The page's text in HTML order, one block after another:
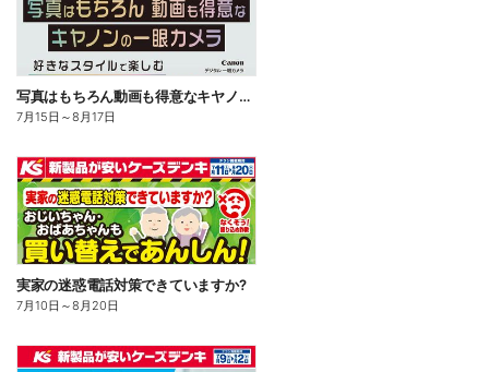
写真はもちろん動画も得意なキヤノンの一眼カメラ
7月15日 ～8月17日
実家の迷惑電話対策できていますか?
7月10日 ～8月20日